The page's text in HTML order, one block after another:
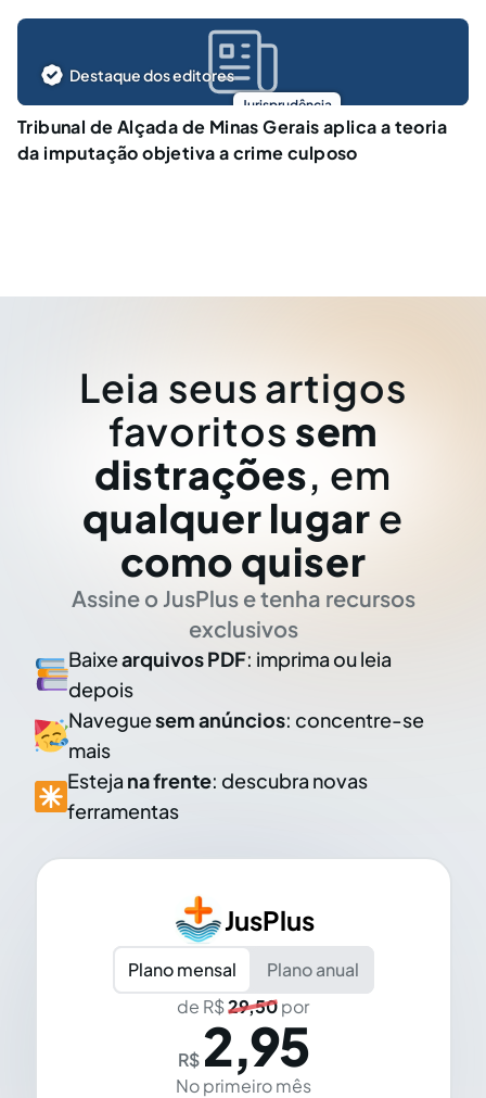
Jurisprudência
Destaque dos editores
Tribunal de Alçada de Minas Gerais aplica a teoria
da imputação objetiva a crime culposo
Leia seus artigos
favoritos sem
distrações, em
qualquer lugar e
como quiser
Assine o JusPlus e tenha recursos
exclusivos
Baixearquivos PDF: imprima ou leia
depois
Naveguesem anúncios: concentre-se
mais
Esteja na frente: descubra novas
ferramentas
JusPlus
Plano mensal
Plano anual
de R$29,50por
R$ 2,95
No primeiro mês